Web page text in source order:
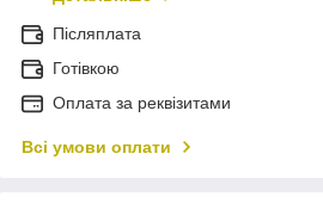
Післяплата
Готівкою
Оплата за реквізитами
Всі умови оплати